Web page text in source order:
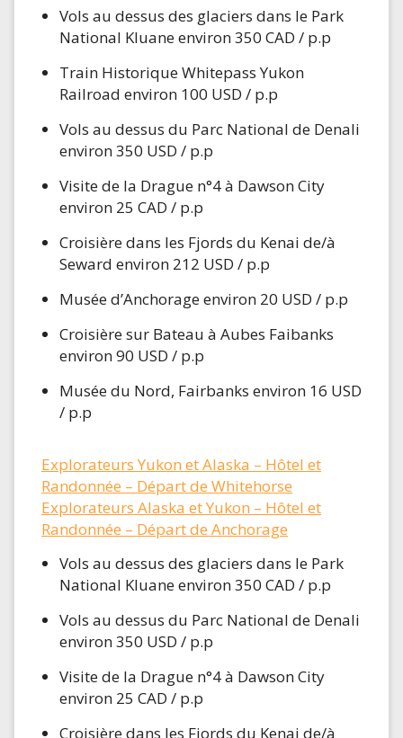
Vols au dessus des glaciers dans le Park
National Kluane environ 350 CAD / p.p
Train Historique Whitepass Yukon
Railroad environ 100 USD / p.p
Vols au dessus du Parc National de Denali
environ 350 USD / p.p
Visite de la Drague n°4 à Dawson City
environ 25 CAD / p.p
Croisière dans les Fjords du Kenai de/à
Seward environ 212 USD / p.p
Musée d’Anchorage environ 20 USD / p.p
Croisière sur Bateau à Aubes Faibanks
environ 90 USD / p.p
Musée du Nord, Fairbanks environ 16 USD
/ p.p
Explorateurs Yukon et Alaska – Hôtel et
Randonnée – Départ de Whitehorse
Explorateurs Alaska et Yukon – Hôtel et
Randonnée – Départ de Anchorage
Vols au dessus des glaciers dans le Park
National Kluane environ 350 CAD / p.p
Vols au dessus du Parc National de Denali
environ 350 USD / p.p
Visite de la Drague n°4 à Dawson City
environ 25 CAD / p.p
Croisière dans les Fjords du Kenai de/à